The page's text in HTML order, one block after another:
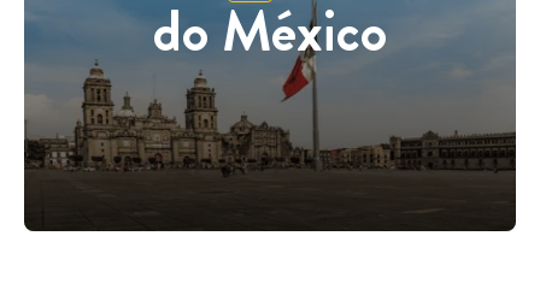
do México